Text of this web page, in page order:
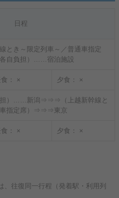
日程
き～限定列車～／普通車指定
負担）……宿泊施設
： × 夕食： ×
）……新潟⇒⇒⇒（上越新幹線と
車指定席）⇒⇒⇒東京
： × 夕食： ×
、往復同一行程（発着駅・利用列